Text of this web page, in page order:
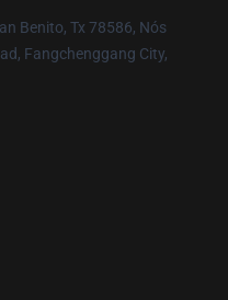
Benito, Tx 78586, Nós
Fangchenggang City,